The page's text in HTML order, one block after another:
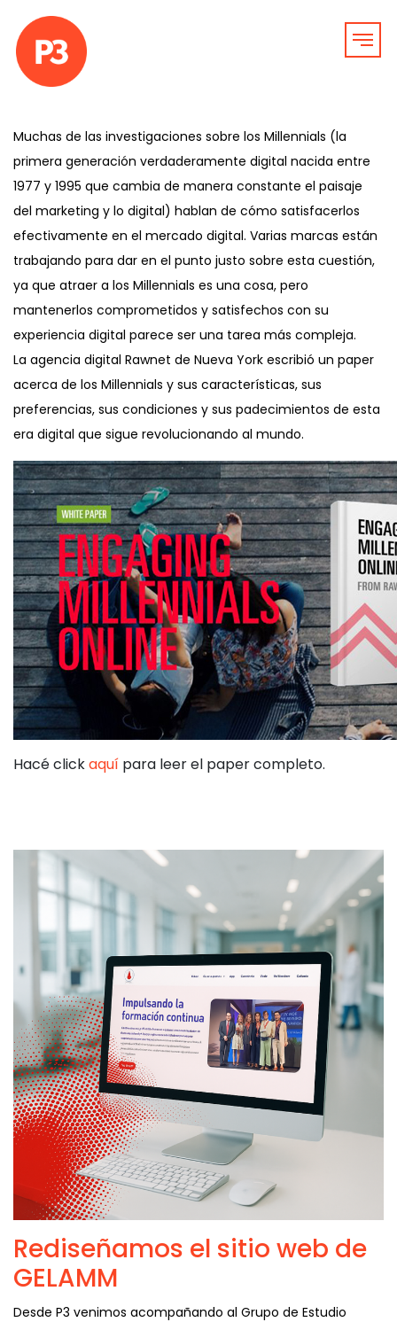
Muchas de las investigaciones sobre los Millennials (la
primera generación verdaderamente digital nacida entre
1977 y 1995 que cambia de manera constante el paisaje
del marketing y lo digital) hablan de cómo satisfacerlos
efectivamente en el mercado digital. Varias marcas están
trabajando para dar en el punto justo sobre esta cuestión,
ya que atraer a los Millennials es una cosa, pero
mantenerlos comprometidos y satisfechos con su
experiencia digital parece ser una tarea más compleja.
La agencia digital Rawnet de Nueva York escribió un paper
acerca de los Millennials y sus características, sus
preferencias, sus condiciones y sus padecimientos de esta
era digital que sigue revolucionando al mundo.
Hacé clickaquí para leer el paper completo.
Rediseñamos el sitio web de
GELAMM
Desde P3 venimos acompañando al Grupo de Estudio